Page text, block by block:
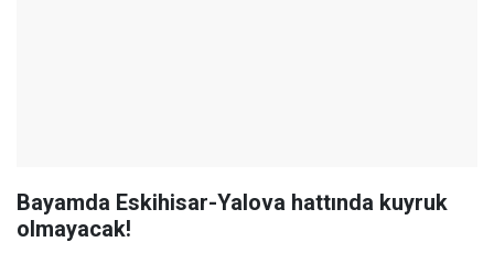
Bayamda Eskihisar-Yalova hattında kuyruk
olmayacak!